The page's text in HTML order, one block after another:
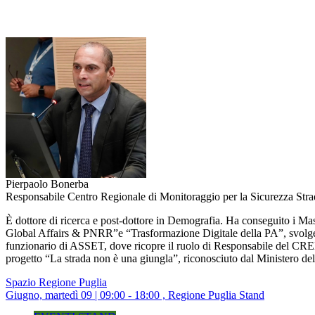
Pierpaolo Bonerba
Responsabile Centro Regionale di Monitoraggio per la Sicurezza
È dottore di ricerca e post-dottore in Demografia. Ha conseguito i
Global Affairs & PNRR”e “Trasformazione Digitale della PA”,
funzionario di ASSET, dove ricopre il ruolo di Responsabile del
progetto “La strada non è una giungla”, riconosciuto dal Ministero
Spazio Regione Puglia
Giugno, martedì 09 | 09:00 - 18:00 , Regione Puglia Stand